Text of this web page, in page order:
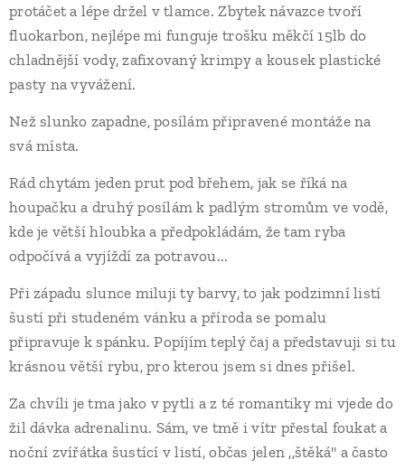
protáčet a lépe držel v tlamce. Zbytek návazce tvoří
fluokarbon, nejlépe mi funguje trošku měkčí 15lb do
chladnější vody, zafixovaný krimpy a kousek plastické
pasty na vyvážení.
Než slunko zapadne, posílám připravené montáže na
svá místa.
Rád chytám jeden prut pod břehem, jak se říká na
houpačku a druhý posílám k padlým stromům ve vodě,
kde je větší hloubka a předpokládám, že tam ryba
odpočívá a vyjíždí za potravou...
Při západu slunce miluji ty barvy, to jak podzimní listí
šustí při studeném vánku a příroda se pomalu
připravuje k spánku. Popíjím teplý čaj a představuji si tu
krásnou větší rybu, pro kterou jsem si dnes přišel.
Za chvíli je tma jako v pytli a z té romantiky mi vjede do
žil dávka adrenalinu. Sám, ve tmě i vítr přestal foukat a
noční zvířátka šustící v listí, občas jelen ,,štěká" a často